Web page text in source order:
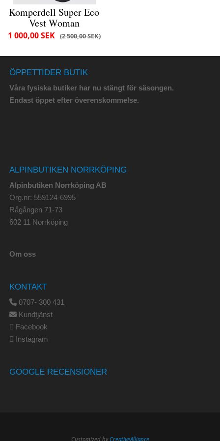
Komperdell Super Eco
Vest Woman
2 500,00 SEK
1 000,00 SEK
ÖPPETTIDER BUTIK
Våra fysiska butiker har nu stängt för säsongen.
Endast öppet efter överenskommelse.
ALPINBUTIKEN NORRKÖPING
Alpinbutiken Norrköping AB
Org.nr: 559124-6995
Rågången 71-73
602 11 Norrköping
Om oss
KONTAKT
0707- 300 431
Kundtjänst
Facebook
Instagram
GOOGLE RECENSIONER
Customized byCreativeAlliance